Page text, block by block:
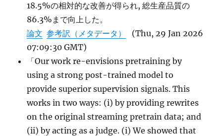
18.5%の相対的な改善が得られ, 総生産品質の
86.3%まで向上した。
論文 参考訳（メタデータ）
(Thu, 29 Jan 2026
07:09:30 GMT)
「Our work re-envisions pretraining by
using a strong post-trained model to
provide superior supervision signals. This
works in two ways: (i) by providing rewrites
on the original streaming pretrain data; and
(ii) by acting as a judge. (i) We showed that